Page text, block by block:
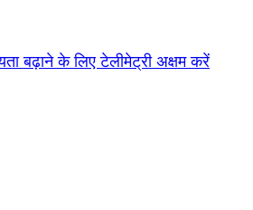
बढ़ाने के लिए टेलीमेट्री अक्षम करें